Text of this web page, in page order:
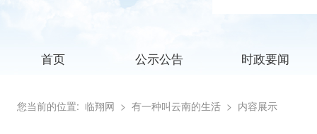
首页 公示公告 时政要闻
您当前的位置: 临翔网 > 有一种叫云南的生活 > 内容展示